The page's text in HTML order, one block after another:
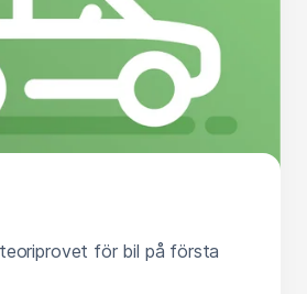
för bil på första